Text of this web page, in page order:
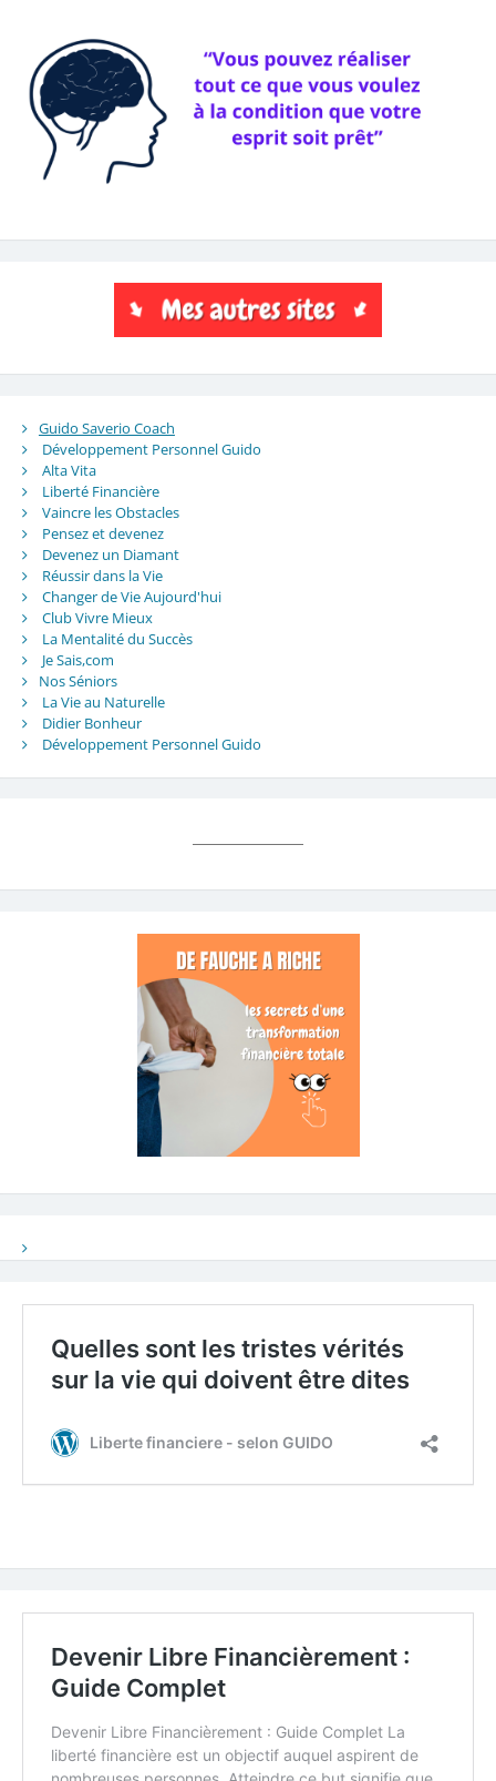
Guido Saverio Coach
Développement Personnel Guido
Alta Vita
Liberté Financière
Vaincre les Obstacles
Pensez et devenez
Devenez un Diamant
Réussir dans la Vie
Changer de Vie Aujourd'hui
Club Vivre Mieux
La Mentalité du Succès
Je Sais,com
Nos Séniors
La Vie au Naturelle
Didier Bonheur
Développement Personnel Guido